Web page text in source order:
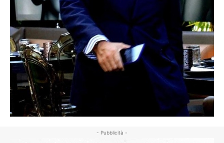
- Pubblicità -